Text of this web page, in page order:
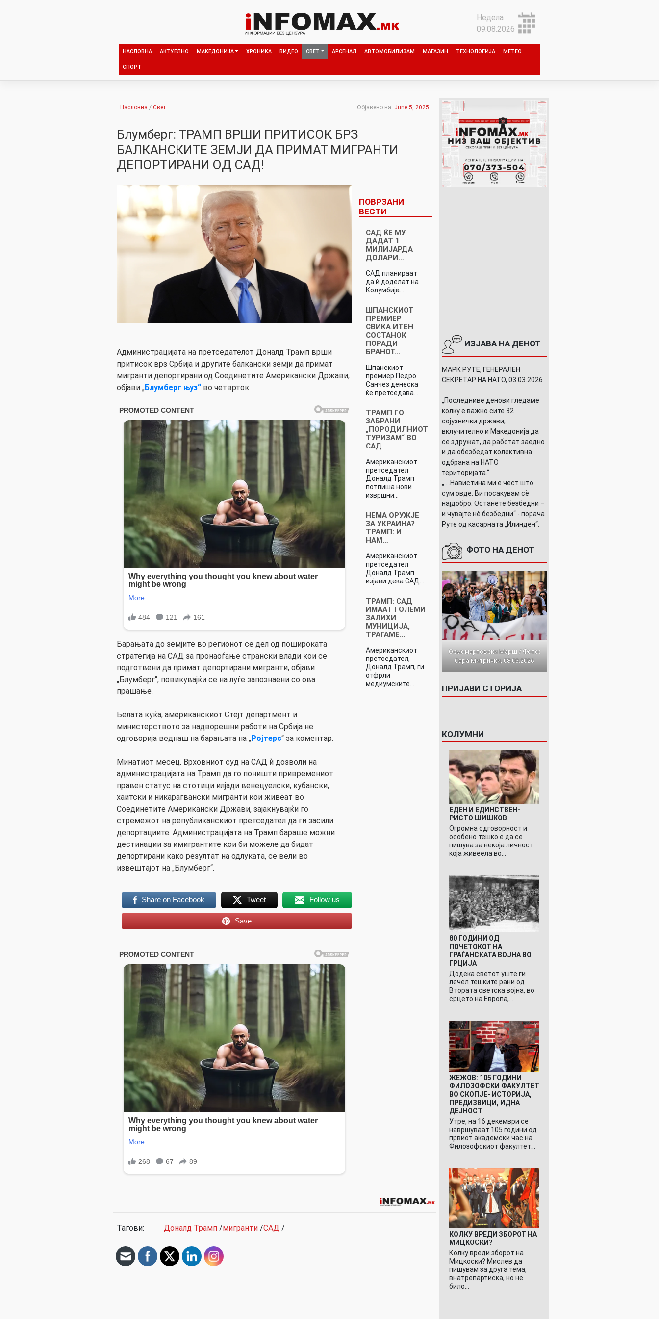
Недела
09.08.2026
НАСЛОВНА АКТУЕЛНО МАКЕДОНИЈА ХРОНИКА ВИДЕО СВЕТ АРСЕНАЛ АВТОМОБИЛИЗАМ МАГАЗИН ТЕХНОЛОГИЈА МЕТЕО
СПОРТ
Насловна / Свет Објавено на: June 5, 2025
Блумберг: ТРАМП ВРШИ ПРИТИСОК БРЗ
БАЛКАНСКИТЕ ЗЕМЈИ ДА ПРИМАТ МИГРАНТИ
ДЕПОРТИРАНИ ОД САД!
Администрацијата на претседателот Доналд Трамп врши
притисок врз Србија и другите балкански земји да примат
мигранти депортирани од Соединетите Американски Држави,
објави „Блумберг њуз“ во четврток.
Барањата до земјите во регионот се дел од пошироката
стратегија на САД за пронаоѓање странски влади кои се
подготвени да примат депортирани мигранти, објави
„Блумберг“, повикувајќи се на луѓе запознаени со ова
прашање.
Белата куќа, американскиот Стејт департмент и
министерството за надворешни работи на Србија не
одговорија веднаш на барањата на „Ројтерс“ за коментар.
Минатиот месец, Врховниот суд на САД ѝ дозволи на
администрацијата на Трамп да го поништи привремениот
правен статус на стотици илјади венецуелски, кубански,
хаитски и никарагвански мигранти кои живеат во
Соединетите Американски Држави, зајакнувајќи го
стремежот на републиканскиот претседател да ги засили
депортациите. Администрацијата на Трамп бараше можни
дестинации за имигрантите кои би можеле да бидат
депортирани како резултат на одлуката, се вели во
извештајот на „Блумберг“.
Share on Facebook Tweet Follow us
Save
ПОВРЗАНИ
ВЕСТИ
САД ЌЕ МУ
ДАДАТ 1
МИЛИЈАРДА
ДОЛАРИ…
САД планираат
да ѝ доделат на
Колумбија…
ШПАНСКИОТ
ПРЕМИЕР
СВИКА ИТЕН
СОСТАНОК
ПОРАДИ
БРАНОТ…
Шпанскиот
премиер Педро
Санчез денеска
ќе претседава…
ТРАМП ГО
ЗАБРАНИ
„ПОРОДИЛНИОТ
ТУРИЗАМ“ ВО
САД…
Американскиот
претседател
Доналд Трамп
потпиша нови
извршни…
НЕМА ОРУЖЈЕ
ЗА УКРАИНА?
ТРАМП: И
НАМ…
Американскиот
претседател
Доналд Трамп
изјави дека САД…
ТРАМП: САД
ИМААТ ГОЛЕМИ
ЗАЛИХИ
МУНИЦИЈА,
ТРАГАМЕ…
Американскиот
претседател,
Доналд Трамп, ги
отфрли
медиумските…
Тагови: Доналд Трамп /мигранти /САД /
ИЗЈАВА НА ДЕНОТ
МАРК РУТЕ, ГЕНЕРАЛЕН
СЕКРЕТАР НА НАТО, 03.03.2026
„Последниве денови гледаме
колку е важно сите 32
сојузнички држави,
вклучително и Македонија да
се здружат, да работат заедно
и да обезбедат колективна
одбрана на НАТО
територијата.“
„ ...Навистина ми е чест што
сум овде. Ви посакувам сè
најдобро. Останете безбедни –
и чувајте нè безбедни“ - порача
Руте од касарната „Илинден“.
ФОТО НА ДЕНОТ
Осмомартовски Марш / Фото:
Сара Митрички, 08.03.2026
ПРИЈАВИ СТОРИЈА
КОЛУМНИ
ЕДЕН И ЕДИНСТВЕН-
РИСТО ШИШКОВ
Огромна одговорност и
особено тешко е да се
пишува за некоја личност
која живеела во…
80 ГОДИНИ ОД
ПОЧЕТОКОТ НА
ГРАЃАНСКАТА ВОЈНА ВО
ГРЦИЈА
Додека светот уште ги
лечел тешките рани од
Втората светска војна, во
срцето на Европа,…
ЖЕЖОВ: 105 ГОДИНИ
ФИЛОЗОФСКИ ФАКУЛТЕТ
ВО СКОПЈЕ- ИСТОРИЈА,
ПРЕДИЗВИЦИ, ИДНА
ДЕЈНОСТ
Утре, на 16 декември се
навршуваат 105 години од
првиот академски час на
Филозофскиот факултет…
КОЛКУ ВРЕДИ ЗБОРОТ НА
МИЦКОСКИ?
Колку вреди зборот на
Мицкоски? Мислев да
пишувам за друга тема,
внатрепартиска, но не
било…